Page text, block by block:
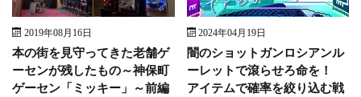
2019年08月16日
本の街を見守ってきた老舗ゲ
ーセンが残したもの～神保町
ゲーセン「ミッキー」～前編
2024年04月19日
闇のショットガンロシアンル
ーレットで滾らせろ命を！
アイテムで確率を絞り込む戦